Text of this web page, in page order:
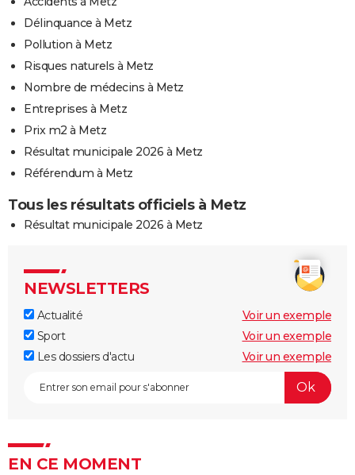
Délinquance à Metz
Pollution à Metz
Risques naturels à Metz
Nombre de médecins à Metz
Entreprises à Metz
Prix m2 à Metz
Résultat municipale 2026 à Metz
Référendum à Metz
Tous les résultats officiels à Metz
Résultat municipale 2026 à Metz
NEWSLETTERS
Actualité
Voir un exemple
Sport
Voir un exemple
Les dossiers d'actu
Voir un exemple
EN CE MOMENT